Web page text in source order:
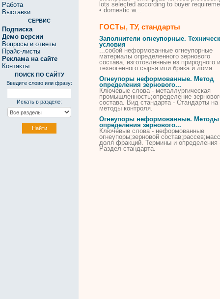
Работа
Выставки
СЕРВИС
Подписка
Демо версии
Вопросы и ответы
Прайс-листы
Реклама на сайте
Контакты
ПОИСК ПО САЙТУ
Введите слово или фразу:
Искать в разделе:
lots selected according to buyer
• domestic w...
ГОСТы, ТУ, стандарты
Заполнители огнеупорные.
условия
...собой неформованные огнеупорные
материалы определенного зернового
состава, изготовленные из природного
техногенного сырья или брака и лома...
Огнеупоры неформованные. Метод
определения зернового...
Ключевые слова - металлургическая
промышленность;определение
состава. Вид стандарта - Стандарты на
методы контроля.
Огнеупоры неформованные. Методы
определения зернового...
Ключевые слова - неформованные
огнеупоры;зерновой
доля фракций. Термины и определения
Раздел стандарта.